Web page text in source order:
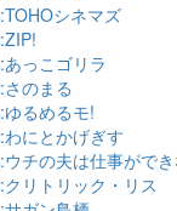
:TOHOシネマズ
:ZIP!
:あっこゴリラ
:さのまる
:ゆるめるモ!
:わにとかげぎす
:ウチの夫は仕事がで
:クリトリック・リス